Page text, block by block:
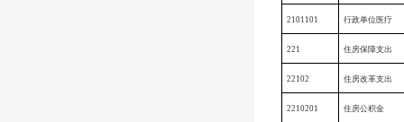
2101101 行政单位医疗
221 住房保障支出
22102 住房改革支出
2210201 住房公积金